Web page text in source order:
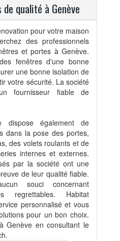
qualité à Genève
pour votre maison
des professionnels
et portes à Genève.
fenêtres d'une bonne
une bonne isolation de
votre sécurité. La société
fournisseur fiable de
dispose également de
dans la pose des portes,
des volets roulants et de
internes et externes.
par la société ont une
de leur qualité fiable.
souci concernant
regrettables. Habitat
personnalisé et vous
pour un bon choix.
Genève en consultant le